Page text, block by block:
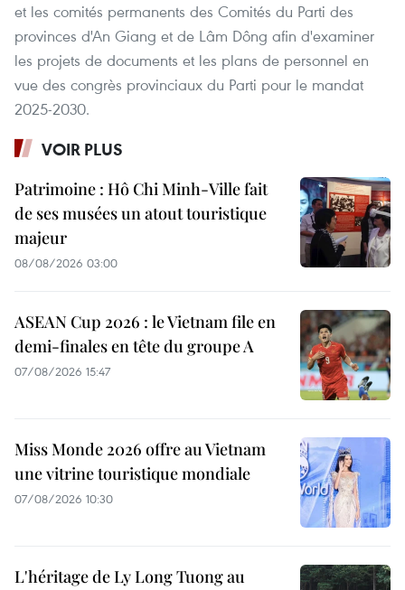
et les comités permanents des Comités du Parti des
provinces d'An Giang et de Lâm Dông afin d'examiner
les projets de documents et les plans de personnel en
vue des congrès provinciaux du Parti pour le mandat
2025-2030.
VOIR PLUS
Patrimoine : Hô Chi Minh-Ville fait
de ses musées un atout touristique
majeur
08/08/2026 03:00
ASEAN Cup 2026 : le Vietnam file en
demi-finales en tête du groupe A
07/08/2026 15:47
Miss Monde 2026 offre au Vietnam
une vitrine touristique mondiale
07/08/2026 10:30
L'héritage de Ly Long Tuong au